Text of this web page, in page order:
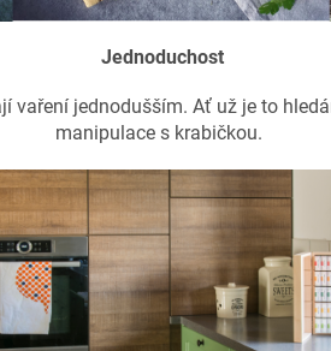
Jednoduchost
vaření jednodušším. Ať už je to
manipulace s krabičkou.